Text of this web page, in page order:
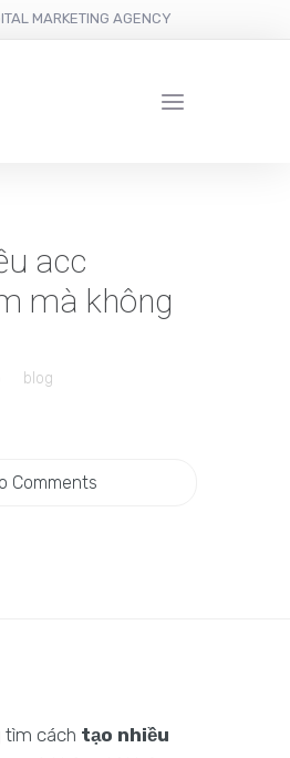
MARKETING AGENCY
acc
mà không
blog
Comments
tìm cách tạo nhiều